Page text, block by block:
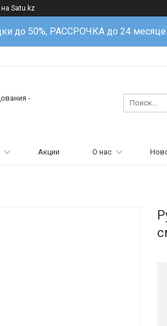
на Satu.kz
до 50%, РАССРОЧКА до 24
-
Акции О нас